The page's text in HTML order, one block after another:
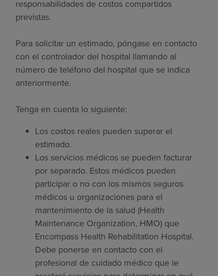
responsabilidades de costos compartidos
previstas.
Para solicitar un estimado, póngase en contacto
con el controlador del hospital llamando al
número de teléfono del hospital que se indica
anteriormente.
Tenga en cuenta lo siguiente:
Los costos reales pueden superar el
estimado.
Los servicios médicos se pueden facturar
por separado. Estos médicos pueden
participar o no con los mismos seguros
médicos u organizaciones para el
mantenimiento de la salud (Health
Maintenance Organization, HMO) que
Encompass Health Rehabilitation Hospital.
Debe ponerse en contacto con el
profesional de cuidado médico que le